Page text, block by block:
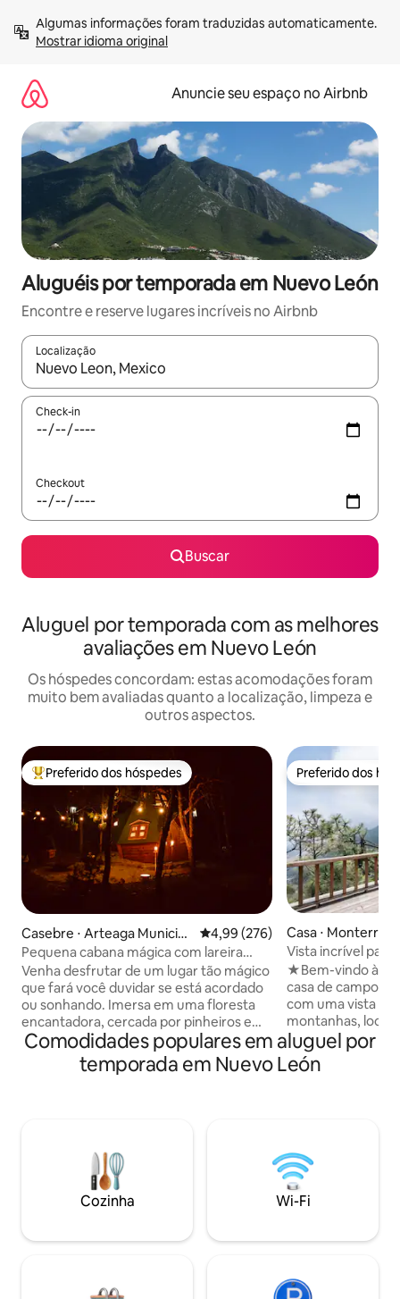
para
Mostrar idioma original
Anuncie seu espaço no Airbnb
Aluguéis por temporada em Nuevo León
Encontre e reserve lugares incríveis no Airbnb
Localização
Quando os resultados estiverem disponíveis, explore-os
Check-in
Checkout
Buscar
Aluguel por temporada com as melhores
avaliações em Nuevo León
Os hóspedes concordam: estas acomodações foram
muito bem avaliadas quanto a localização, limpeza e
outros aspectos.
Entre os melhores preferidos dos hóspedes
Preferido dos hóspedes
Casebre ⋅ Arteaga Municipa
lity
4,99 de uma avaliação média de
4,99 (276)
Pequena cabana mágica com lareira
interna
Venha desfrutar de um lugar tão mágico
que fará você duvidar se está acordado
ou sonhando. Imersa em uma floresta
encantadora, cercada por pinheiros e
natureza, a pequena cabana oferece um
ambiente romântico para duas pessoas
com vistas incríveis do céu noturno e das
surpresas e muitos detalhes especiais.
Não vou dizer mais nada! Venha viver
uma experiência de conto de fadas! 🪄🦄
Preferido dos
Preferido dos
Casa ⋅ Monterrey
Vista incrível para
piscina pequena
★Bem-vindo à
casa de campo
com uma vista
montanhas,
condomínio
seguro e
de um tempo
minutos de San
minutos da
rodovia
Comodidades populares em aluguel por
temporada em Nuevo León
Cozinha Wi-Fi